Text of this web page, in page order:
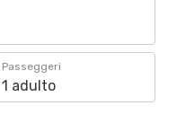
Passeggeri
1 adulto